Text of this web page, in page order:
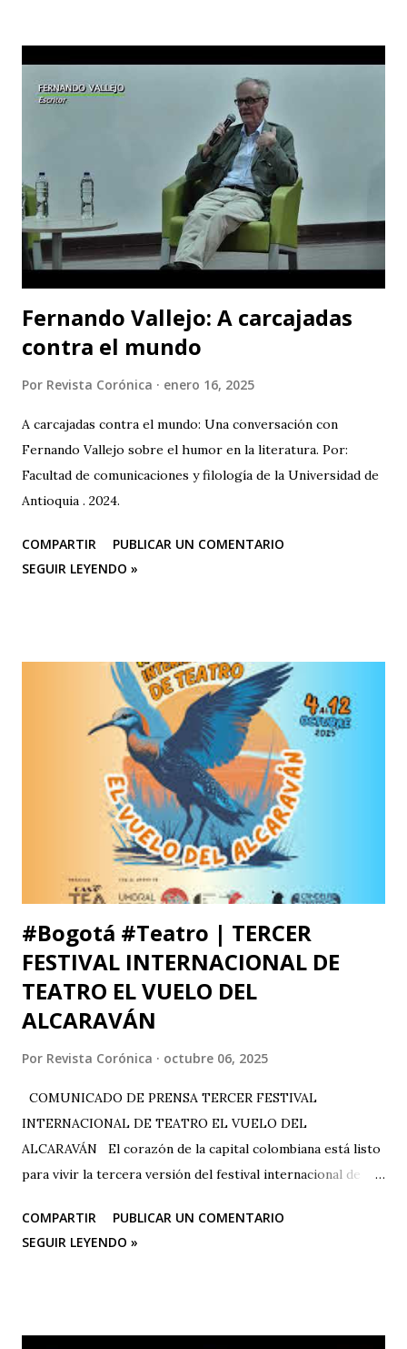
Francisco José de Caldas (Bogotá, Colombia). El congreso
cuenta con el respaldo de instituciones académicas de gran
prestigio como la Universidad Michoacana de San Nicolás
de Hidalgo (México), la Facultad de Estudios Superiores
Iztacala (UNAM, México) y la Facultad de Estudios
Superiores Acatlán (UNAM, México), además de un comité
organizador comprometido con abrir nuevas miradas sobre
el cuerpo, la esce...
Fernando Vallejo: A carcajadas
contra el mundo
Por Revista Corónica enero 16, 2025
A carcajadas contra el mundo: Una conversación con
Fernando Vallejo sobre el humor en la literatura. Por:
Facultad de comunicaciones y filología de la Universidad de
Antioquia . 2024.
COMPARTIR
PUBLICAR UN COMENTARIO
SEGUIR LEYENDO »
#Bogotá #Teatro | TERCER
FESTIVAL INTERNACIONAL DE
TEATRO EL VUELO DEL
ALCARAVÁN
Por Revista Corónica octubre 06, 2025
COMUNICADO DE PRENSA TERCER FESTIVAL
INTERNACIONAL DE TEATRO EL VUELO DEL
ALCARAVÁN El corazón de la capital colombiana está listo
para vivir la tercera versión del festival internacional de
de octubre del 2025 en el Corredor Cultural Del Centro
Comercial Los Ángeles, dónde actualmente se han
COMPARTIR
PUBLICAR UN COMENTARIO
SEGUIR LEYENDO »